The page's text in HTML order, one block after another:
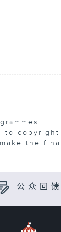
to copyright
the final
公众回馈